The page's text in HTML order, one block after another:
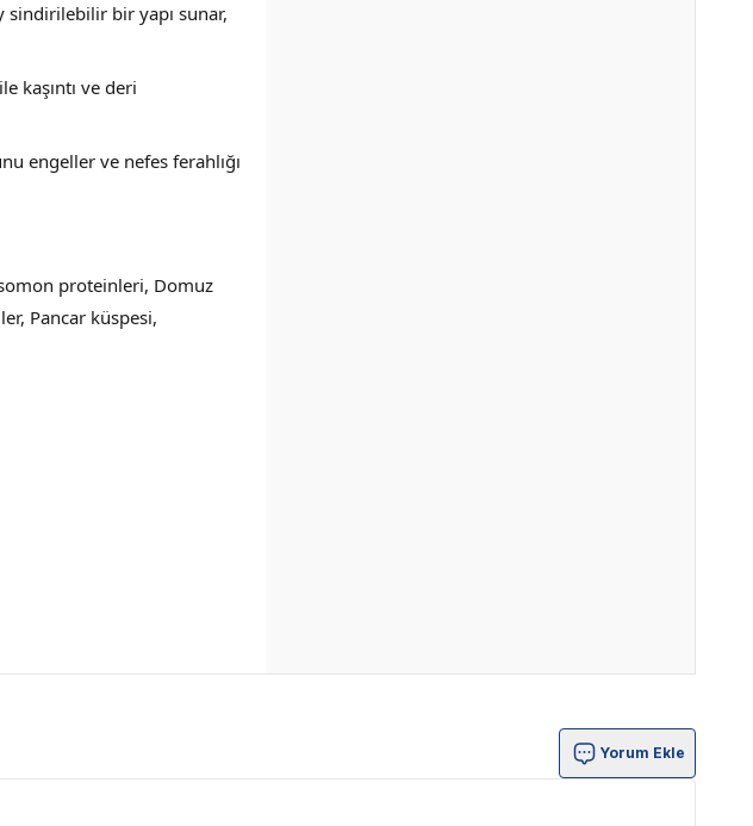
bir yapı sunar,
kaşıntı ve deri
engeller ve nefes ferahlığı
somon proteinleri, Domuz
Pancar küspesi,
Yorum Ekle